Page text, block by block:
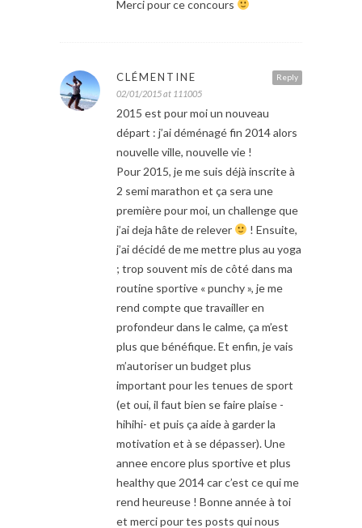
Merci pour ce concours
Reply
CLÉMENTINE
02/01/2015 at 111005
2015 est pour moi un nouveau
départ : j’ai déménagé fin 2014 alors
nouvelle ville, nouvelle vie !
Pour 2015, je me suis déjà inscrite à
2 semi marathon et ça sera une
première pour moi, un challenge que
j’ai deja hâte de relever
! Ensuite,
j’ai décidé de me mettre plus au yoga
; trop souvent mis de côté dans ma
routine sportive « punchy », je me
rend compte que travailler en
profondeur dans le calme, ça m’est
plus que bénéfique. Et enfin, je vais
m’autoriser un budget plus
important pour les tenues de sport
(et oui, il faut bien se faire plaise -
hihihi- et puis ça aide à garder la
motivation et à se dépasser). Une
annee encore plus sportive et plus
healthy que 2014 car c’est ce qui me
rend heureuse ! Bonne année à toi
et merci pour tes posts qui nous